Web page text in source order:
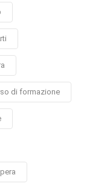
di formazione